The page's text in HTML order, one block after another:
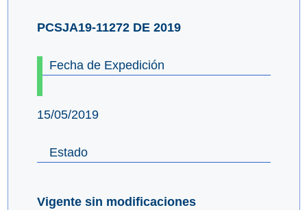
PCSJA19-11272 DE 2019
Fecha de Expedición
15/05/2019
Estado
Vigente sin modificaciones